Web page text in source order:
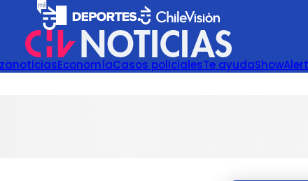
EconomíaCasos policialesTe ayudaShow